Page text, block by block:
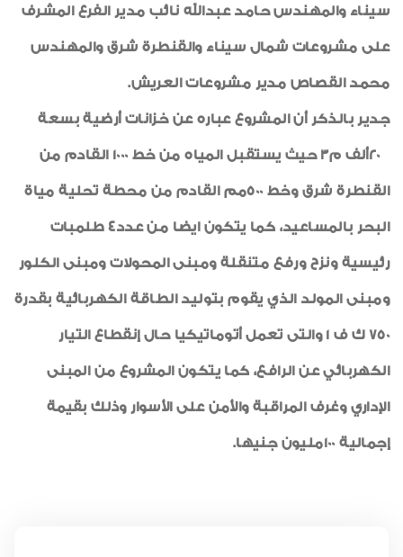
سيناء والمهندس حامد عبدالله نائب مدير الفرع المشرف
على مشروعات شمال سيناء والقنطرة شرق والمهندس
محمد القصاص مدير مشروعات العريش.
جدير بالذكر أن المشروع عباره عن خزانات أرضية بسعة
20ألف م3 حيث يستقبل المياه من خط 1000 القادم من
القنطرة شرق وخط 500مم القادم من محطة تحلية مياة
البحر بالمساعيد، كما يتكون ايضا من عدد4 طلمبات
رئيسية ونزح ورفع متنقلة ومبنى المحولات ومبنى الكلور
ومبنى المولد الذي يقوم بتوليد الطاقة الكهربائية بقدرة
750 ك ف 1 والتى تعمل أتوماتيكيا حال إنقطاع التيار
الكهربائي عن الرافع، كما يتكون المشروع من المبنى
الإداري وغرف المراقبة والأمن على الأسوار وذلك بقيمة
إجمالية 100مليون جنيها.